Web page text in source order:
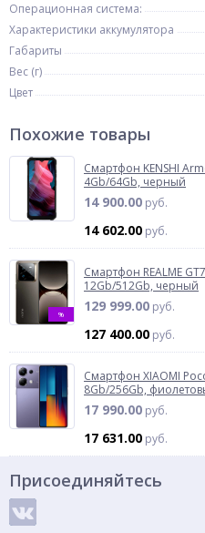
Операционная система:
Характеристики аккумулятора
Габариты
Вес (г)
Цвет
Похожие товары
Смартфон KENSHI
4Gb/64Gb, черный
14 900.00 руб.
14 602.00 руб.
%
Смартфон REALME
12Gb/512Gb, черный
129 999.00 руб.
127 400.00 руб.
Смартфон XIAOMI
8Gb/256Gb,
17 990.00 руб.
17 631.00 руб.
Присоединяйтесь